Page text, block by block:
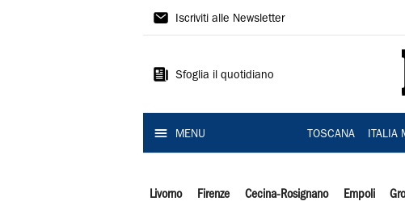
Il
Iscriviti alle Newsletter
Sfoglia il quotidiano
MENU TOSCANA ITALIA
Livorno Firenze Cecina-Rosignano Empoli